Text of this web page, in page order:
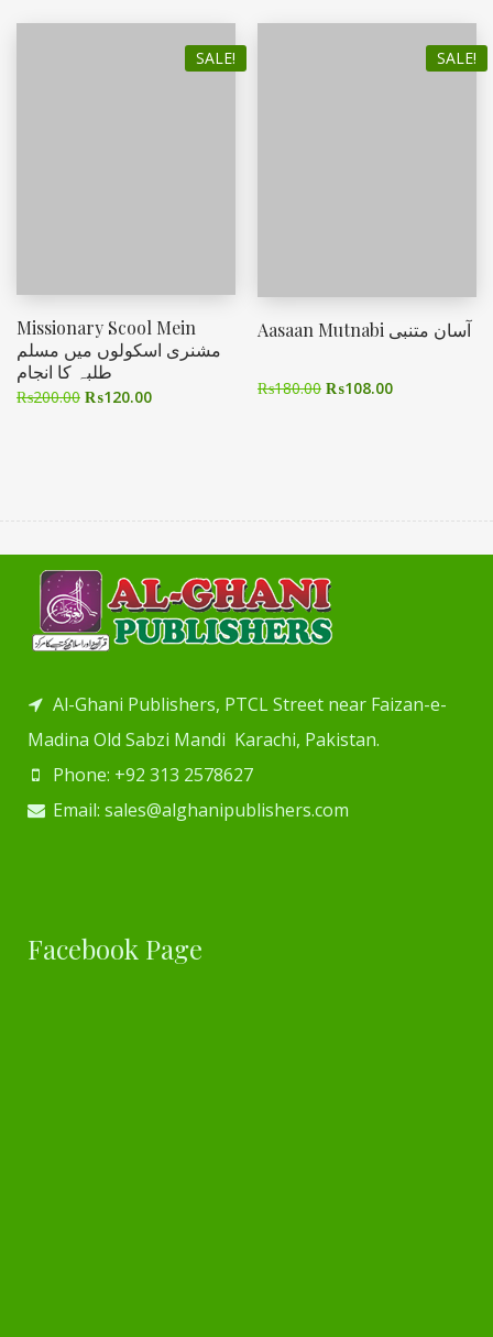
SALE!
Missionary Scool Mein
مشنری اسکولوں میں مسلم
طلبہ کا انجام
₨200.00 ₨120.00
SALE!
Aasaan Mutnabi آسان متنبی
₨180.00 ₨108.00
Al-Ghani Publishers, PTCL Street near Faizan-e-
Madina Old Sabzi Mandi Karachi, Pakistan.
Phone: +92 313 2578627
Email: sales@alghanipublishers.com
Facebook Page